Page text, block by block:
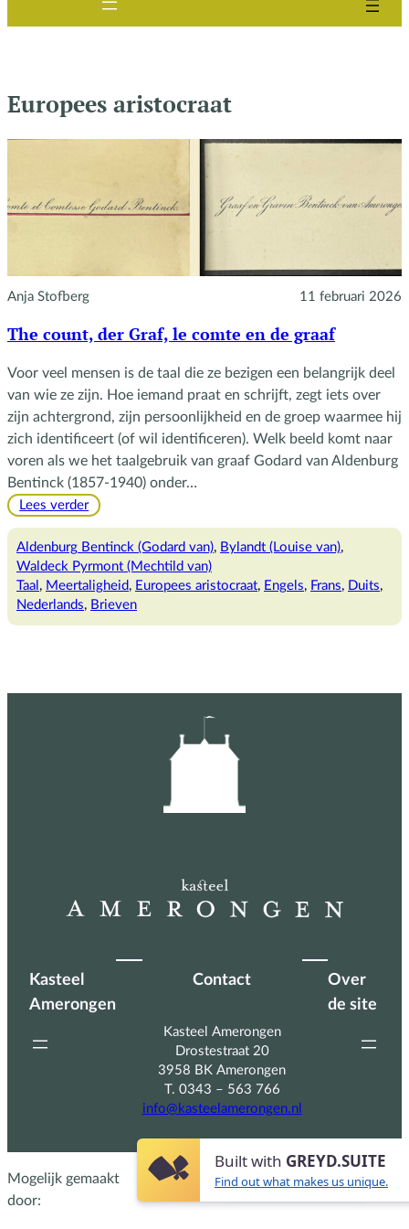
Built with GREYD.SUITE
Find out what makes us unique.
Europees aristocraat
Anja Stofberg 11 februari 2026
The count, der Graf, le comte en de graaf
Voor veel mensen is de taal die ze bezigen een belangrijk deel
van wie ze zijn. Hoe iemand praat en schrijft, zegt iets over
zijn achtergrond, zijn persoonlijkheid en de groep waarmee hij
zich identificeert (of wil identificeren). Welk beeld komt naar
voren als we het taalgebruik van graaf Godard van Aldenburg
Bentinck (1857-1940) onder…
Lees verder:
count,
der
Graf,
le
Aldenburg Bentinck (Godard van), Bylandt (Louise van)
Waldeck Pyrmont (Mechtild van)
Taal , Meertaligheid, Europees aristocraat, Engels, Frans, Duits
Nederlands, Brieven
Kasteel
Amerongen
Contact
Kasteel Amerongen
Drostestraat 20
3958 BK Amerongen
T. 0343 – 563 766
info@kasteelamerongen.nl
Over
de site
Mogelijk gemaakt
door: